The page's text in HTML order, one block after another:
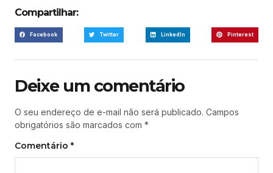
Compartilhar:
Facebook Twitter LinkedIn Pinterest
Deixe um comentário
O seu endereço de e-mail não será publicado. Campos
obrigatórios são marcados com *
Comentário *